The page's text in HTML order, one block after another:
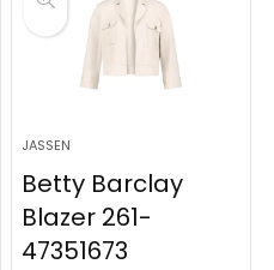
JASSEN
Betty Barclay
Blazer 261-
47351673